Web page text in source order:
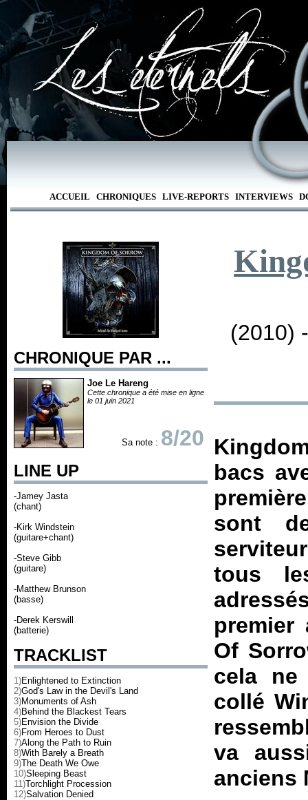
ACCUEIL CHRONIQUES LIVE-REPORTS INTERVIEWS
CHRONIQUE PAR ...
Joe Le Hareng
Cette chronique a été mise en ligne
le 01 juin 2021
Sa note : 8/20
LINE UP
-Jamey Jasta
(chant)
-Kirk Windstein
(guitare+chant)
-Steve Gibb
(guitare)
-Matthew Brunson
(basse)
-Derek Kerswill
(batterie)
TRACKLIST
1)Enlightened to Extinction
2)God's Law in the Devil's Land
3)Monuments of Ash
4)Behind the Blackest Tears
5)Envision the Divide
6)From Heroes to Dust
7)Along the Path to Ruin
8)With Barely a Breath
9)The Death We Owe
10)Sleeping Beast
11)Torchlight Procession
12)Salvation Denied
(2010)
bacs
sont
tous
Of
cela
collé
va
anciens